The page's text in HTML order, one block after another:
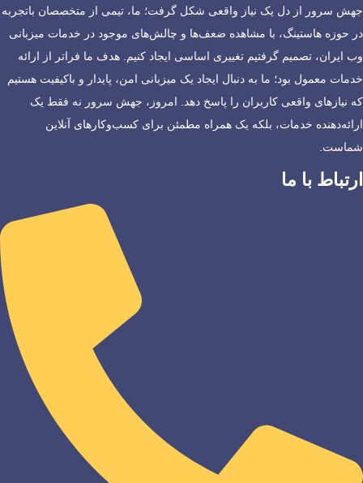
جهش سرور از دل یک نیاز واقعی شکل گرفت؛ ما، تیمی از متخصصان باتجربه
در حوزه هاستینگ، با مشاهده ضعف‌ها و چالش‌های موجود در خدمات میزبانی
وب ایران، تصمیم گرفتیم تغییری اساسی ایجاد کنیم. هدف ما فراتر از ارائه
خدمات معمول بود؛ ما به دنبال ایجاد یک میزبانی امن، پایدار و باکیفیت هستیم
که نیازهای واقعی کاربران را پاسخ دهد. امروز، جهش سرور نه فقط یک
ارائه‌دهنده خدمات، بلکه یک همراه مطمئن برای کسب‌وکارهای آنلاین
شماست.
ارتباط با ما